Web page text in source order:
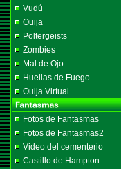
Vudú
Ouija
Poltergeists
Zombies
Mal de Ojo
Huellas de Fuego
Ouija Virtual
Fotos de Fantasmas
Fotos de Fantasmas2
Video del cementerio
Castillo de Hampton